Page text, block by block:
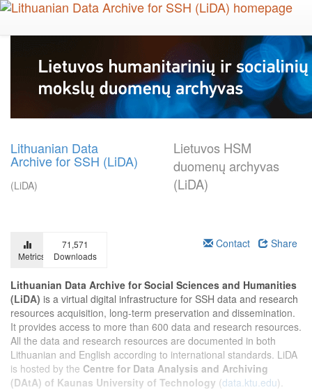
Skip
main
Lithuanian Data
Archive for SSH (LiDA)
(LiDA)
Lietuvos HSM
duomenų archyvas
(LiDA)
Metrics
71,571
Downloads
Contact Share
Lithuanian Data Archive for Social Sciences and Humanities
(LiDA) is a virtual digital infrastructure for SSH data and research
resources acquisition, long-term preservation and dissemination.
It provides access to more than 600 data and research resources.
All the data and research resources are documented in both
Lithuanian and English according to international standards. LiDA
is hosted by the Centre for Data Analysis and Archiving
(DAtA) of Kaunas University of Technology (data.ktu.edu).